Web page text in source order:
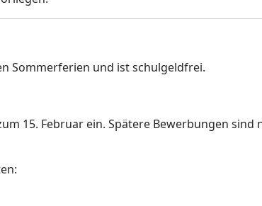
Sommerferien und ist schulgeldfrei.
15. Februar ein. Spätere Bewerbungen